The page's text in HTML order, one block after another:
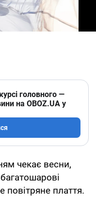
головного —
на OBOZ.UA у
чекає весни,
повітряне плаття.